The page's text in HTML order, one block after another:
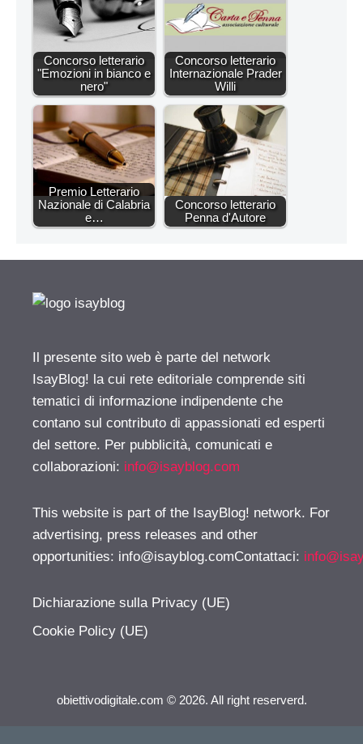
Concorso letterario
"Emozioni in bianco e
nero"
Concorso letterario
Internazionale Prader
Willi
Premio Letterario
Nazionale di Calabria
e…
Concorso letterario
Penna d'Autore
Il presente sito web è parte del network
IsayBlog! la cui rete editoriale comprende siti
tematici di informazione indipendente che
contano sul contributo di appassionati ed esperti
del settore. Per pubblicità, comunicati e
collaborazioni: info@isayblog.com
This website is part of the IsayBlog! network. For
advertising, press releases and other
opportunities: info@isayblog.comContattaci:
Dichiarazione sulla Privacy (UE)
Cookie Policy (UE)
obiettivodigitale.com © 2026. All right reserverd.